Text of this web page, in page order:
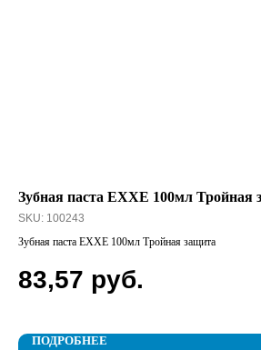
Зубная паста EXXE 100мл Тройная
SKU: 100243
Зубная паста EXXE 100мл Тройная защита
83,57 руб.
ПОДРОБНЕЕ